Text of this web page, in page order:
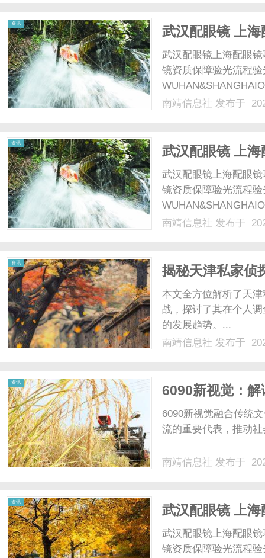
资讯
武汉配眼镜 上海
武汉配眼镜上海配眼
镜资质保障验光流程
配镜的写字楼眼镜店
南靖信息社 发布于
资讯
武汉配眼镜 上海
武汉配眼镜上海配眼
镜资质保障验光流程
配镜的写字楼眼镜店
南靖信息社 发布于
资讯
揭秘天津私家侦
本文全方位解析了天
战，探讨了其在个人
的发展趋势。...
南靖信息社 发布于
资讯
6090新视觉：
6090新视觉融合传统
流的重要代表，推动
南靖信息社 发布于
资讯
武汉配眼镜 上海
武汉配眼镜上海配眼
镜资质保障验光流程